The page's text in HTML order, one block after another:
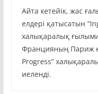
Айта кетейік, жас
елдері қатысатын
халықаралық
Францияның Париж
Progress”
иеленді.